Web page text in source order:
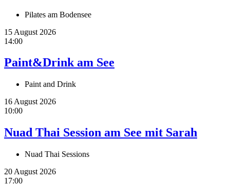
Pilates am Bodensee
15 August 2026
14:00
Paint&Drink am See
Paint and Drink
16 August 2026
10:00
Nuad Thai Session am See mit Sarah
Nuad Thai Sessions
20 August 2026
17:00